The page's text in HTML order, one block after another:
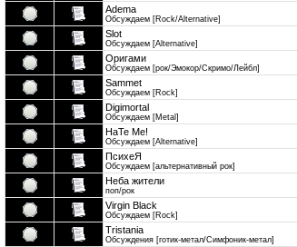
Аdema
Обсуждаем [Rock/Alternative]
Slot
Обсуждаем [Alternative]
Оригами
Обсуждаем [рок/Эмокор/Скримо/Лейбл]
Sammet
Обсуждаем [Rock]
Digimortal
Обсуждаем [Metal]
HaTe Me!
Обсуждаем [Alternative]
ПсихеЯ
Обсуждаем [альтернативный ​рок]
Неба жители
поп/рок
Virgin Black
Обсуждаем [Rock]
Tristania
Обсуждения [готик-метал/Симфоник-метал]